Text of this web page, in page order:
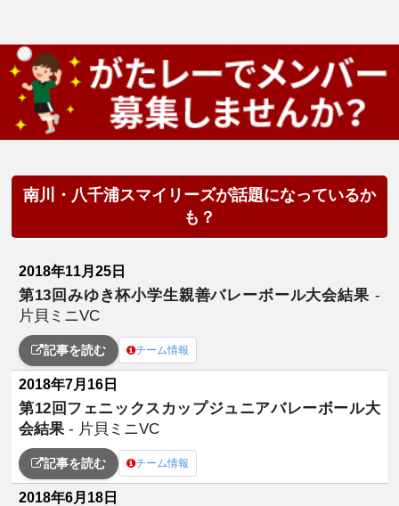
南川・八千浦スマイリーズが話題になっているか
も？
2018年11月25日
第13回みゆき杯小学生親善バレーボール大会結果 -
片貝ミニVC
記事を読む チーム情報
2018年7月16日
第12回フェニックスカップジュニアバレーボール大
会結果- 片貝ミニVC
記事を読む チーム情報
2018年6月18日